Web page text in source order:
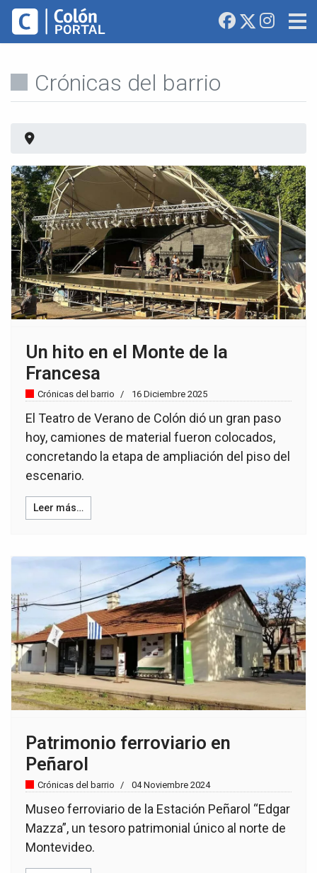
Crónicas del barrio
Un hito en el Monte de la
Francesa
Crónicas del barrio 16 Diciembre 2025
El Teatro de Verano de Colón dió un gran paso
hoy, camiones de material fueron colocados,
concretando la etapa de ampliación del piso del
escenario.
Leer más…
Patrimonio ferroviario en
Peñarol
Crónicas del barrio 04 Noviembre 2024
Museo ferroviario de la Estación Peñarol “Edgar
Mazza”, un tesoro patrimonial único al norte de
Montevideo.